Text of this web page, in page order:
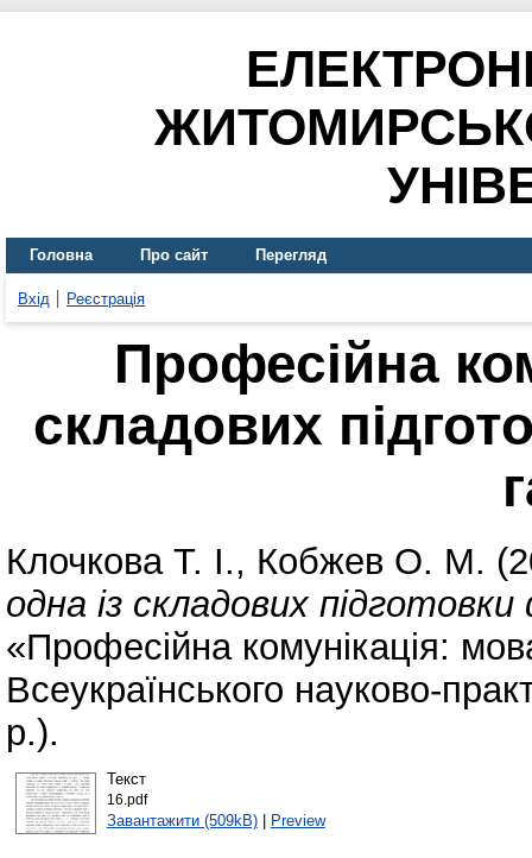
Головна Про сайт Перегляд
Вхід Реєстрація
Професійна
складових
Клочкова Т. І., Кобжев О. М.
одна із складових підготовки
«Професійна комунікація:
Всеукраїнського науково-
р.).
Текст
16.pdf
Завантажити (509kB)| Preview